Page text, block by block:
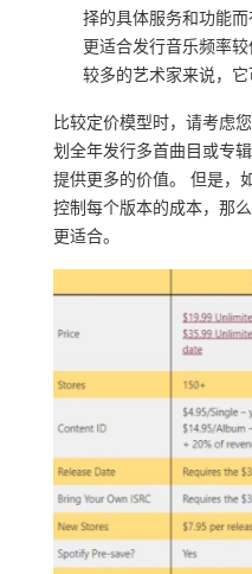
择的具体服务和功能
更适合发行音乐频率
较多的艺术家来说，它
比较定价模型时，请考虑
划全年发行多首曲目或专辑
提供更多的价值。 但是，
控制每个版本的成本，那
更适合。